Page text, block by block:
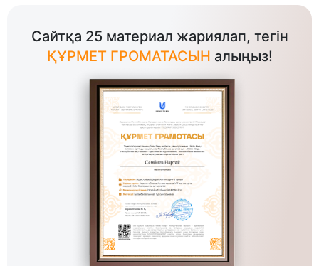
Сайтқа 25 материал жариялап, тегін
ҚҰРМЕТ ГРОМАТАСЫН алыңыз!